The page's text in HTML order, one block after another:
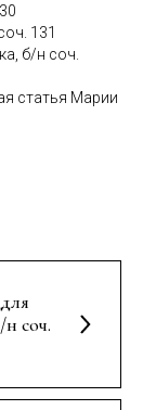
131
б/н соч.
статья Марии
соч.